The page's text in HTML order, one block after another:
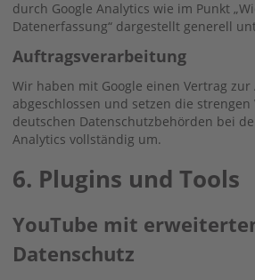
durch Google Analytics wie im Punkt
Datenerfassung“ dargestellt generell
Auftragsverarbeitung
Wir haben mit Google einen Vertrag
abgeschlossen und setzen die strengen
deutschen Datenschutzbehörden bei
Analytics vollständig um.
6. Plugins und Tools
YouTube mit
Datenschutz